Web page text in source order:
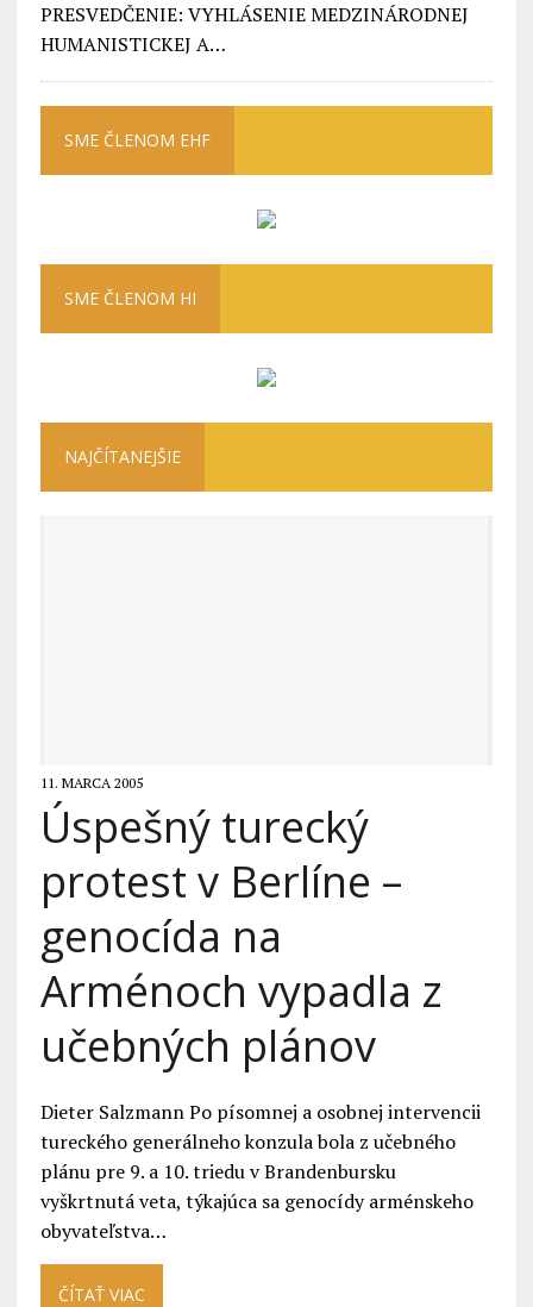
PRESVEDČENIE: VYHLÁSENIE MEDZINÁRODNEJ
HUMANISTICKEJ A…
SME ČLENOM EHF
SME ČLENOM HI
NAJČÍTANEJŠIE
11. MARCA 2005
Úspešný turecký
protest v Berlíne –
genocída na
Arménoch vypadla z
učebných plánov
Dieter Salzmann Po písomnej a osobnej intervencii
tureckého generálneho konzula bola z učebného
plánu pre 9. a 10. triedu v Brandenbursku
vyškrtnutá veta, týkajúca sa genocídy arménskeho
obyvateľstva…
ČÍTAŤ VIAC